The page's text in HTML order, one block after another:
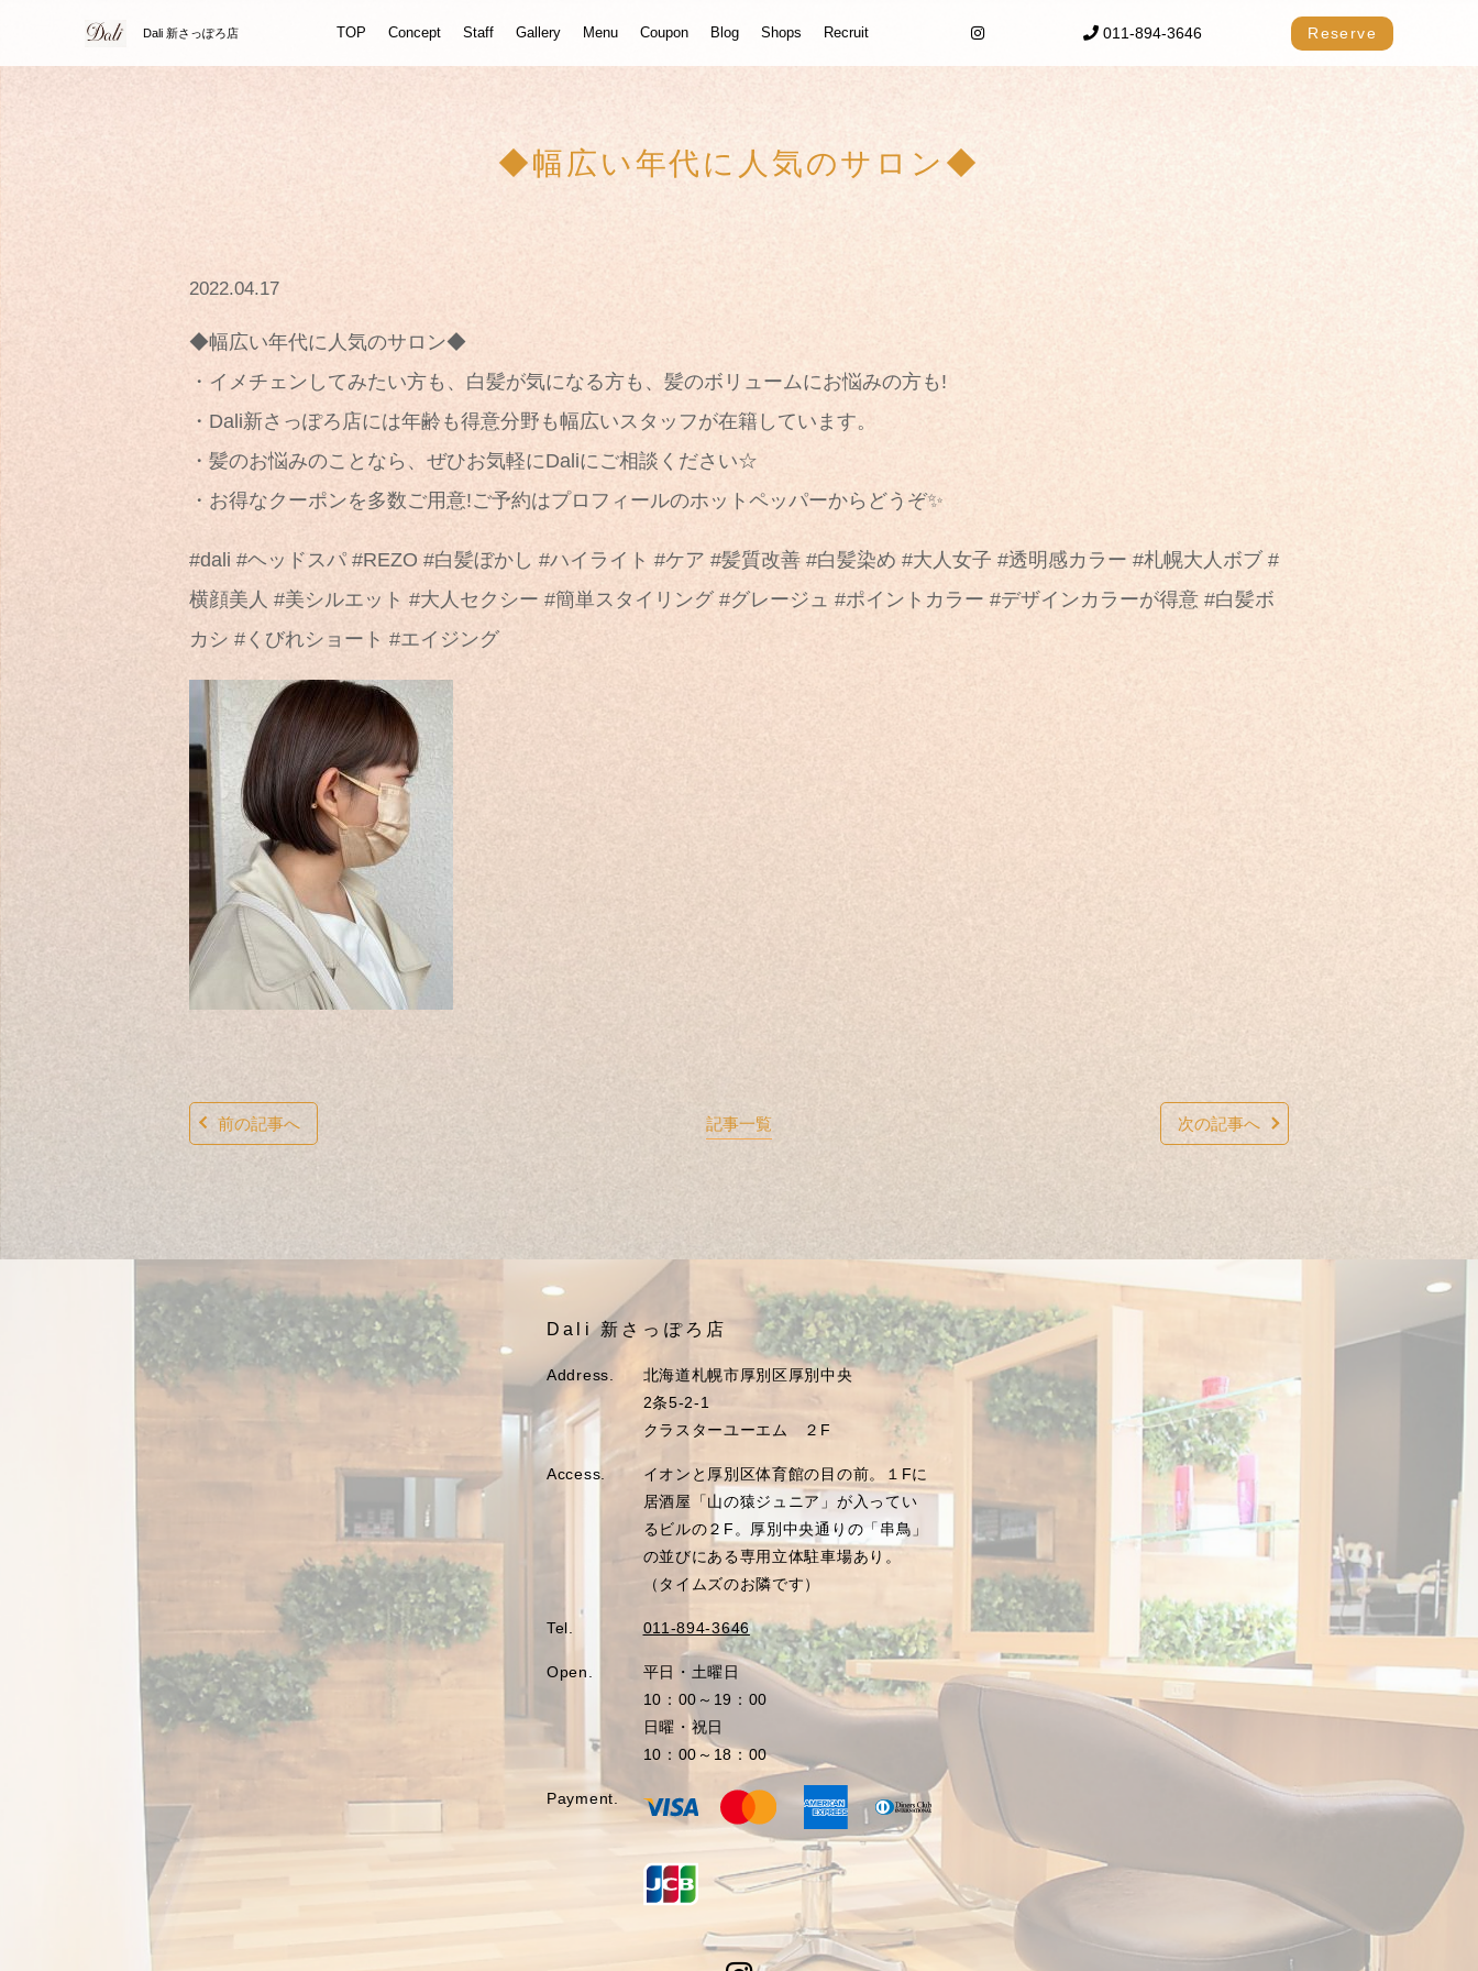
Dali 新さっぽろ店 TOP Concept Staff Gallery Menu Coupon Blog Shops Recruit 011-894-3646 Reserve
◆幅広い年代に人気のサロン◆
2022.04.17
◆幅広い年代に人気のサロン◆
・イメチェンしてみたい方も、白髪が気になる方も、髪のボリュームにお悩みの方も!
・Dali新さっぽろ店には年齢も得意分野も幅広いスタッフが在籍しています。
・髪のお悩みのことなら、ぜひお気軽にDaliにご相談ください☆
・お得なクーポンを多数ご用意!ご予約はプロフィールのホットペッパーからどうぞ✨
#dali #ヘッドスパ #REZO #白髪ぼかし #ハイライト #ケア #髪質改善 #白髪染め #大人女子 #透明感カラー #札幌大人ボブ #
横顔美人 #美シルエット #大人セクシー #簡単スタイリング #グレージュ #ポイントカラー #デザインカラーが得意 #白髪ボ
カシ #くびれショート #エイジング
前の記事へ 記事一覧 次の記事へ
Dali 新さっぽろ店
Address.
北海道札幌市厚別区厚別中央
2条5-2-1
クラスターユーエム ２F
Access.
イオンと厚別区体育館の目の前。１Fに
居酒屋「山の猿ジュニア」が入ってい
るビルの２F。厚別中央通りの「串鳥」
の並びにある専用立体駐車場あり。
（タイムズのお隣です）
Tel. 011-894-3646
Open.
平日・土曜日
10：00～19：00
日曜・祝日
10：00～18：00
Payment.